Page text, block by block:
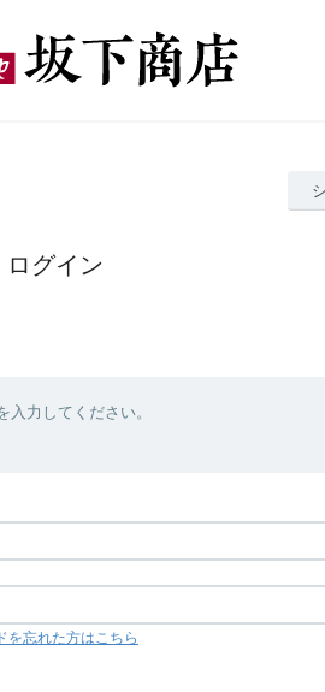
ログイン
力してください。
を忘れた方はこちら